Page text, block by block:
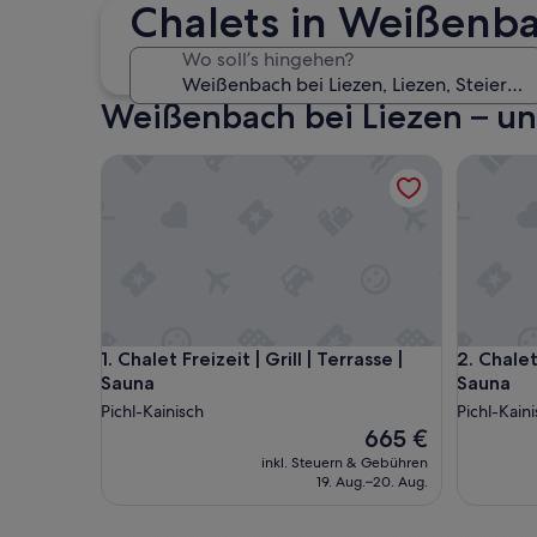
Chalets in
Wo soll’s hingehen?
Weißenbach bei Liezen –
1. Chalet Freizeit | Grill | Terrasse |
Sauna
Chalet Freizeit | Grill | Terrasse | Sauna
Pichl-Kainisch
Der
Preis
beträgt
665 €
inkl. Steuern & Gebühren
19. Aug.–20. Aug.
2.
Sauna
Chalet
Pichl-
Chalet